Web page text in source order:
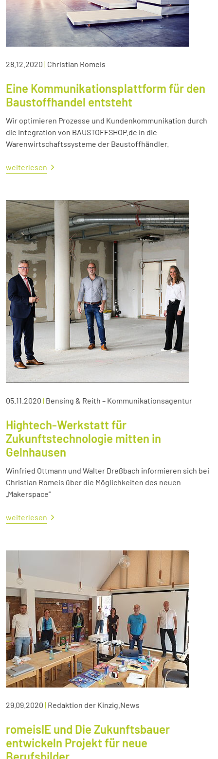
28.12.2020 | Christian Romeis
Eine Kommunikationsplattform für den
Baustoffhandel entsteht
Wir optimieren Prozesse und Kundenkommunikation durch
die Integration von BAUSTOFFSHOP.de in die
Warenwirtschaftssysteme der Baustoffhändler.
weiterlesen
05.11.2020 | Bensing & Reith – Kommunikationsagentur
Hightech-Werkstatt für
Zukunftstechnologie mitten in
Gelnhausen
Winfried Ottmann und Walter Dreßbach informieren sich bei
Christian Romeis über die Möglichkeiten des neuen
„Makerspace“
weiterlesen
29.09.2020 | Redaktion der Kinzig.News
romeisIE und Die Zukunftsbauer
entwickeln Projekt für neue